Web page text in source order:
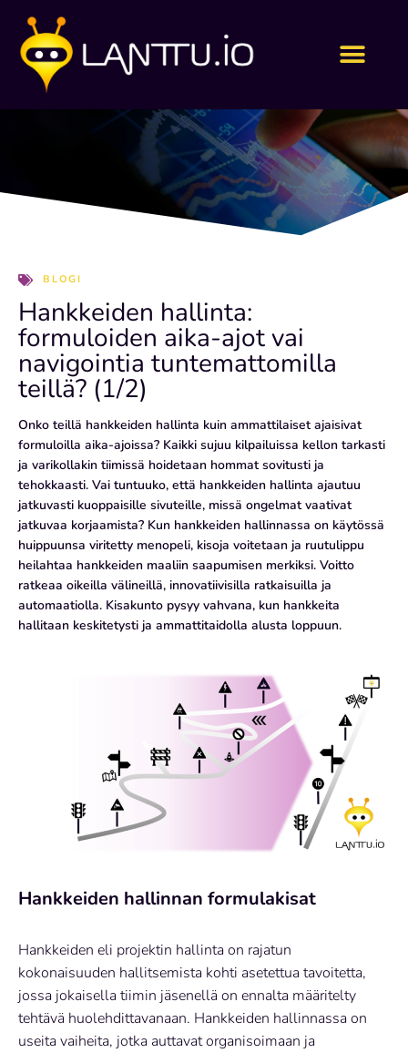
sisältöön
BLOGI
Hankkeiden hallinta:
formuloiden aika-ajot vai
navigointia tuntemattomilla
teillä? (1/2)
Onko teillä hankkeiden hallinta kuin ammattilaiset ajaisivat
formuloilla aika-ajoissa? Kaikki sujuu kilpailuissa kellon tarkasti
ja varikollakin tiimissä hoidetaan hommat sovitusti ja
tehokkaasti. Vai tuntuuko, että hankkeiden hallinta ajautuu
jatkuvasti kuoppaisille sivuteille, missä ongelmat vaativat
jatkuvaa korjaamista? Kun hankkeiden hallinnassa on käytössä
huippuunsa viritetty menopeli, kisoja voitetaan ja ruutulippu
heilahtaa hankkeiden maaliin saapumisen merkiksi. Voitto
ratkeaa oikeilla välineillä, innovatiivisilla ratkaisuilla ja
automaatiolla. Kisakunto pysyy vahvana, kun hankkeita
hallitaan keskitetysti ja ammattitaidolla alusta loppuun.
Hankkeiden hallinnan formulakisat
Hankkeiden eli projektin hallinta on rajatun
kokonaisuuden hallitsemista kohti asetettua tavoitetta,
jossa jokaisella tiimin jäsenellä on ennalta määritelty
tehtävä huolehdittavanaan. Hankkeiden hallinnassa on
useita vaiheita, jotka auttavat organisoimaan ja